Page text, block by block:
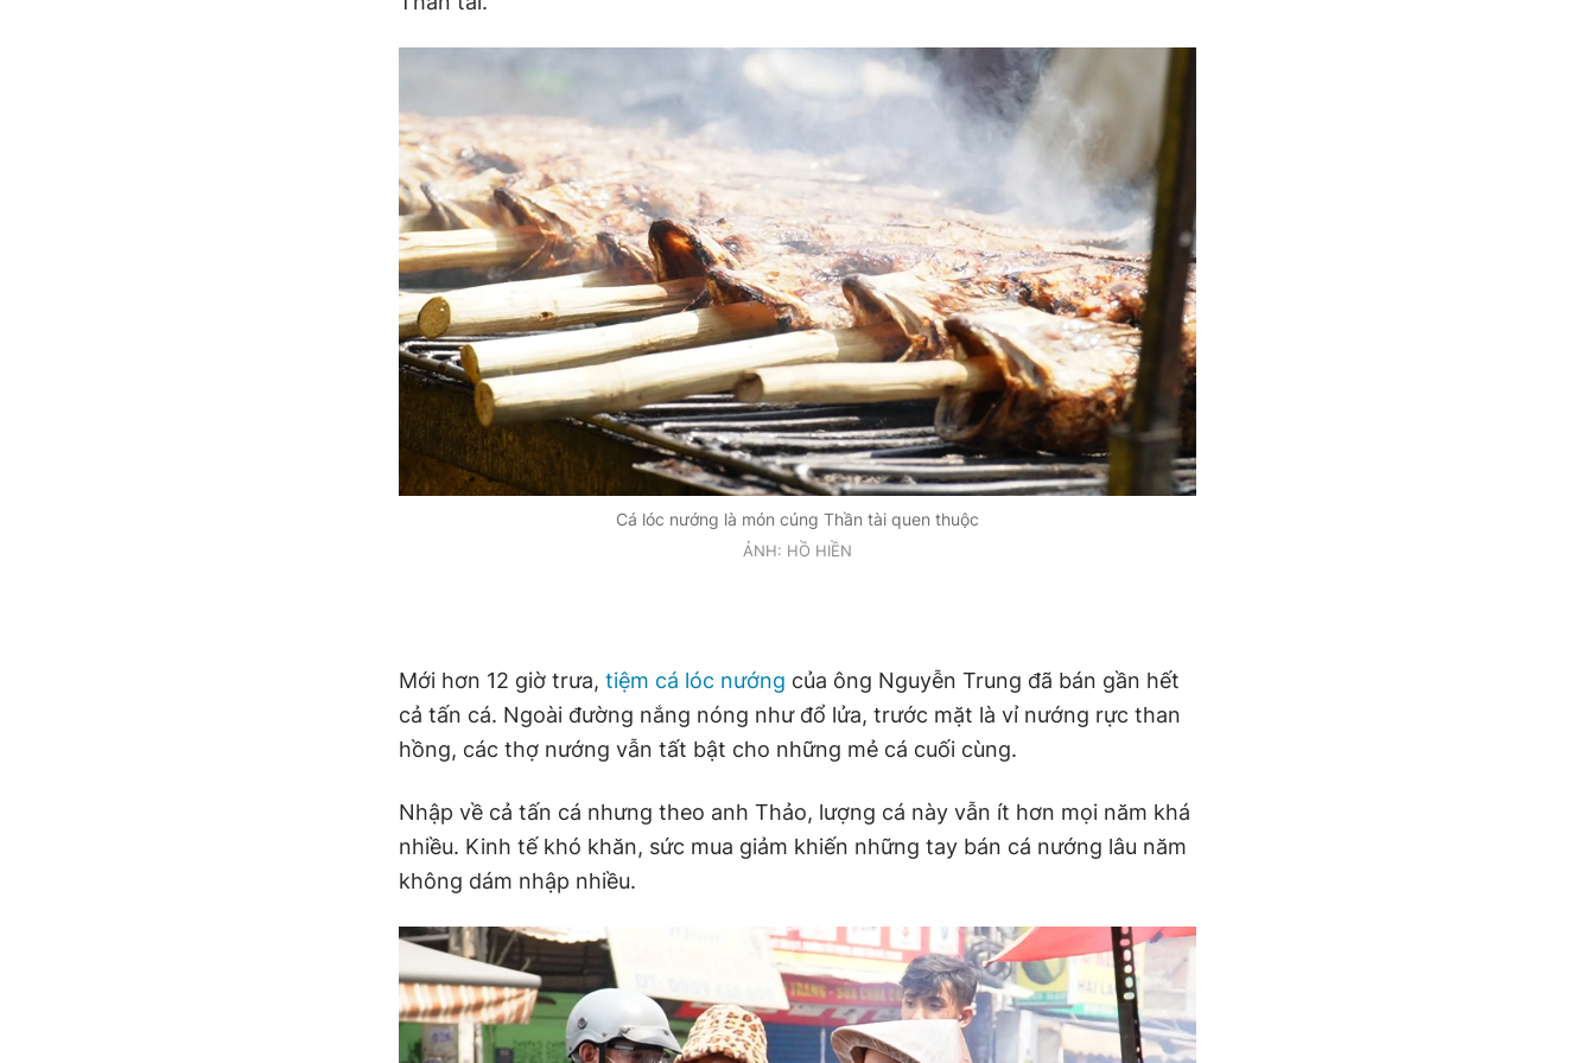
Cá lóc nướng là món cúng Thần tài quen thuộc
ẢNH: HỒ HIỀN
Mới hơn 12 giờ trưa, tiệm cá lóc nướng của ông Nguyễn Trung đã bán gần hết
cả tấn cá. Ngoài đường nắng nóng như đổ lửa, trước mặt là vỉ nướng rực than
hồng, các thợ nướng vẫn tất bật cho những mẻ cá cuối cùng.
Nhập về cả tấn cá nhưng theo anh Thảo, lượng cá này vẫn ít hơn mọi năm khá
nhiều. Kinh tế khó khăn, sức mua giảm khiến những tay bán cá nướng lâu năm
không dám nhập nhiều.